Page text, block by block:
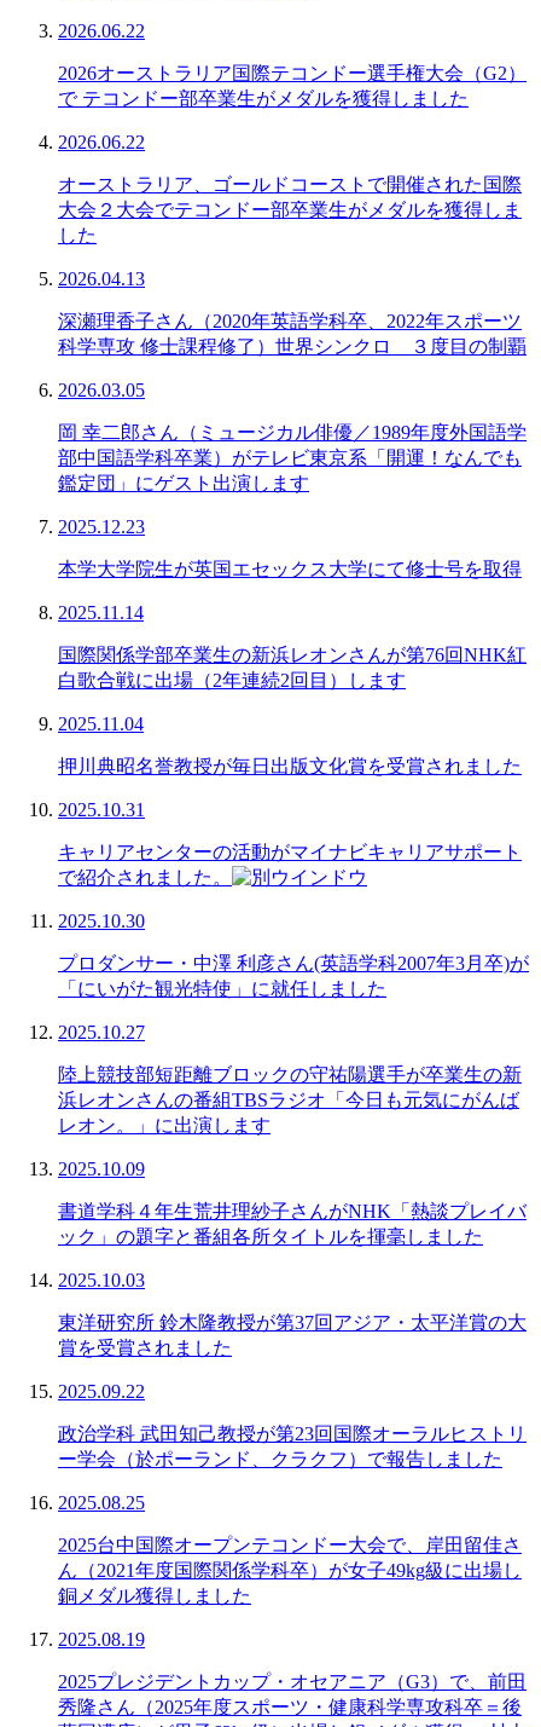
2026.06.22
2026オーストラリア国際テコンドー選手権大会（G2）
で テコンドー部卒業生がメダルを獲得しました
2026.06.22
オーストラリア、ゴールドコーストで開催された国際
大会２大会でテコンドー部卒業生がメダルを獲得しま
した
2026.04.13
深瀬理香子さん（2020年英語学科卒、2022年スポーツ
科学専攻 修士課程修了）世界シンクロ ３度目の制覇
2026.03.05
岡 幸二郎さん（ミュージカル俳優／1989年度外国語学
部中国語学科卒業）がテレビ東京系「開運！なんでも
鑑定団」にゲスト出演します
2025.12.23
本学大学院生が英国エセックス大学にて修士号を取得
2025.11.14
国際関係学部卒業生の新浜レオンさんが第76回NHK紅
白歌合戦に出場（2年連続2回目）します
2025.11.04
押川典昭名誉教授が毎日出版文化賞を受賞されました
2025.10.31
キャリアセンターの活動がマイナビキャリアサポート
で紹介されました。
2025.10.30
プロダンサー・中澤 利彦さん(英語学科2007年3月卒)が
「にいがた観光特使」に就任しました
2025.10.27
陸上競技部短距離ブロックの守祐陽選手が卒業生の新
浜レオンさんの番組TBSラジオ「今日も元気にがんば
レオン。」に出演します
2025.10.09
書道学科４年生荒井理紗子さんがNHK「熱談プレイバ
ック」の題字と番組各所タイトルを揮毫しました
2025.10.03
東洋研究所 鈴木隆教授が第37回アジア・太平洋賞の大
賞を受賞されました
2025.09.22
政治学科 武田知己教授が第23回国際オーラルヒストリ
ー学会（於ポーランド、クラクフ）で報告しました
2025.08.25
2025台中国際オープンテコンドー大会で、岸田留佳さ
ん（2021年度国際関係学科卒）が女子49kg級に出場し
銅メダル獲得しました
2025.08.19
2025プレジデントカップ・オセアニア（G3）で、前田
秀隆さん（2025年度スポーツ・健康科学専攻科卒＝後